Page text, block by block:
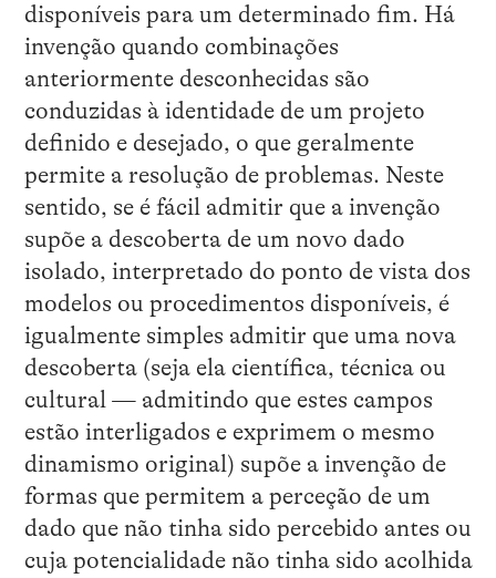
disponíveis para um determinado fim. Há
invenção quando combinações
anteriormente desconhecidas são
conduzidas à identidade de um projeto
definido e desejado, o que geralmente
permite a resolução de problemas. Neste
sentido, se é fácil admitir que a invenção
supõe a descoberta de um novo dado
isolado, interpretado do ponto de vista dos
modelos ou procedimentos disponíveis, é
igualmente simples admitir que uma nova
descoberta (seja ela científica, técnica ou
cultural — admitindo que estes campos
estão interligados e exprimem o mesmo
dinamismo original) supõe a invenção de
formas que permitem a perceção de um
dado que não tinha sido percebido antes ou
cuja potencialidade não tinha sido acolhida